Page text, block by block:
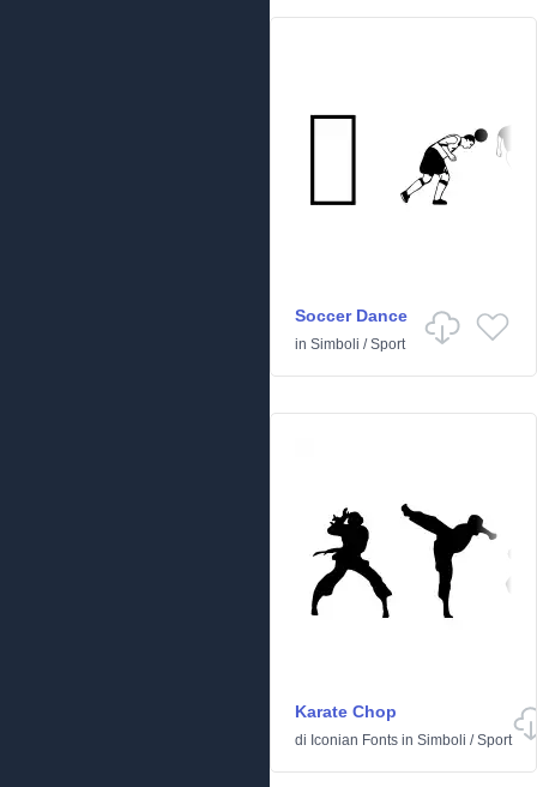
Soccer Dance
in Simboli /Sport
Karate Chop
di Iconian Fonts in Simboli /Sport